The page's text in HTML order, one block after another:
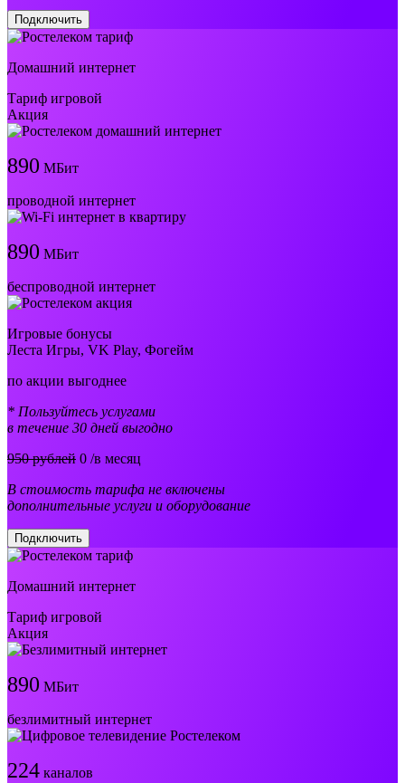
Подключить
Домашний интернет
Тариф игровой
Акция
890 МБит
проводной интернет
890 МБит
беспроводной интернет
Игровые бонусы
Леста Игры, VK Play, Фогейм
по акции выгоднее
* Пользуйтесь услугами
в течение 30 дней выгодно
950 рублей 0 /в месяц
В стоимость тарифа не включены
дополнительные услуги и оборудование
Подключить
Домашний интернет
Тариф игровой
Акция
890 МБит
безлимитный интернет
224 каналов